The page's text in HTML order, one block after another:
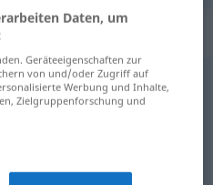
Daten, um
Geräteeigenschaften zur
von und/oder Zugriff auf
Werbung und Inhalte,
Zielgruppenforschung und